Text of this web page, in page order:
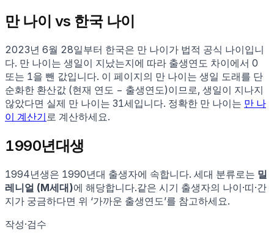
만 나이 vs 한국 나이
2023년 6월 28일부터 한국은 만 나이가 법적 공식 나이입니
다. 만 나이는 생일이 지났는지에 따라 출생연도 차이에서 0
또는 1을 뺀 값입니다. 이 페이지의 만 나이는 생일 도래를 단
순화한 환산값 (현재 연도 − 출생연도)이므로, 생일이 지나지
않았다면 실제 만 나이는 31세입니다. 정확한 만 나이는 만 나
이 계산기 로 계산하세요.
1990년대생
1994년생은 1990년대 출생자에 속합니다. 세대 분류로는 밀
레니얼 (M세대)에 해당합니다.같은 시기 출생자의 나이·띠·간
지가 궁금하다면 위 ‘가까운 출생연도’를 참고하세요.
작성·검수